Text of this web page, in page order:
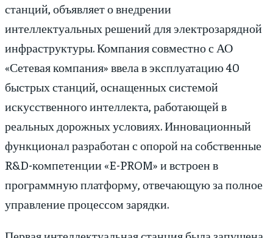
станций, объявляет о внедрении
интеллектуальных решений для электрозарядной
инфраструктуры. Компания совместно с АО
«Сетевая компания» ввела в эксплуатацию 40
быстрых станций, оснащенных системой
искусственного интеллекта, работающей в
реальных дорожных условиях. Инновационный
функционал разработан с опорой на собственные
R&D-компетенции «E-PROM» и встроен в
программную платформу, отвечающую за полное
управление процессом зарядки.